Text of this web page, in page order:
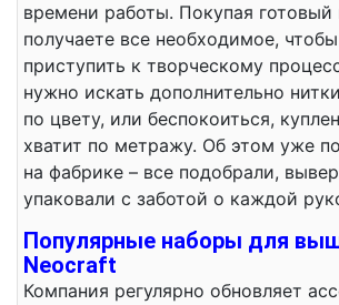
времени работы. Покупая готовый
получаете все необходимое,
приступить к творческому
нужно искать дополнительно
по цвету, или беспокоиться,
хватит по метражу. Об этом уже
на фабрике – все подобрали,
упаковали с заботой о каждой
Популярные наборы для
Neocraft
Компания регулярно обновляет